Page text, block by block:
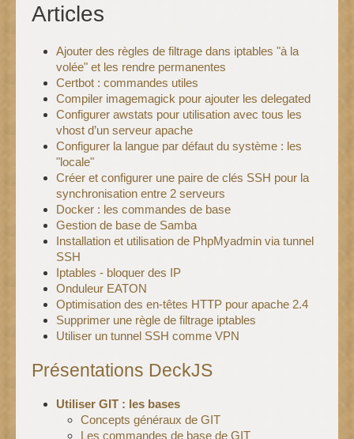
Articles
Ajouter des règles de filtrage dans iptables "à la
volée" et les rendre permanentes
Certbot : commandes utiles
Compiler imagemagick pour ajouter les delegated
Configurer awstats pour utilisation avec tous les
vhost d’un serveur apache
Configurer la langue par défaut du système : les
"locale"
Créer et configurer une paire de clés SSH pour la
synchronisation entre 2 serveurs
Docker : les commandes de base
Gestion de base de Samba
Installation et utilisation de PhpMyadmin via tunnel
SSH
Iptables - bloquer des IP
Onduleur EATON
Optimisation des en-têtes HTTP pour apache 2.4
Supprimer une règle de filtrage iptables
Utiliser un tunnel SSH comme VPN
Présentations DeckJS
Utiliser GIT : les bases
Concepts généraux de GIT
Les commandes de base de GIT